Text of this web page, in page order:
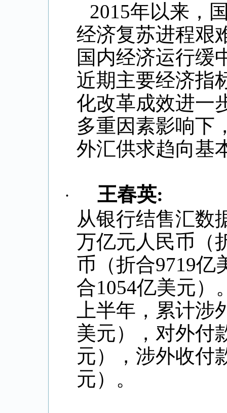
2015年以来，
经济复苏进程艰
国内经济运行缓
近期主要经济指
化改革成效进一
多重因素影响下
外汇供求趋向基
· 王春英:
从银行结售汇数
万亿元人民币（
币（折合9719亿
合1054亿美元）
上半年，累计涉
美元），对外付
元），涉外收付
元）。